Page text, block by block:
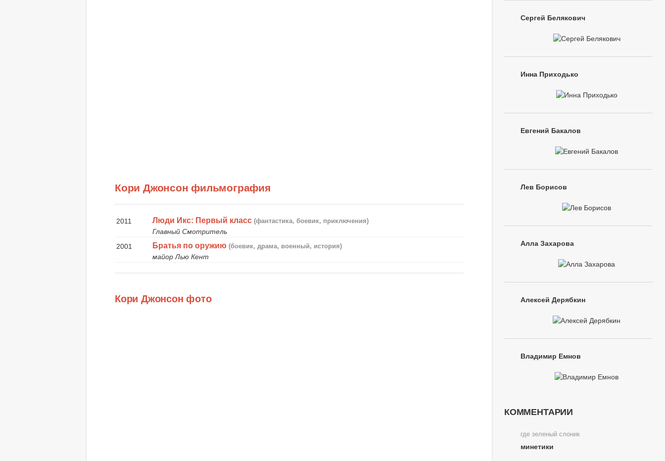
Кори Джонсон фильмография
2011 Люди Икс: Первый класс (фантастика, боевик, приключения)
Главный Смотритель
2001
Братья по оружию (боевик, драма, военный, история)
майор Лью Кент
Кори Джонсон фото
Сергей Белякович
Инна Приходько
Евгений Бакалов
Лев Борисов
Алла Захарова
Алексей Дерябкин
Владимир Емнов
КОММЕНТАРИИ
где зеленый слоник
минетики